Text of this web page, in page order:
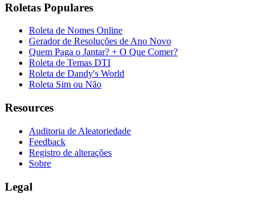
Roletas Populares
Roleta de Nomes Online
Gerador de Resoluções de Ano Novo
Quem Paga o Jantar? + O Que Comer?
Roleta de Temas DTI
Roleta de Dandy's World
Roleta Sim ou Não
Resources
Auditoria de Aleatoriedade
Feedback
Registro de alterações
Sobre
Legal